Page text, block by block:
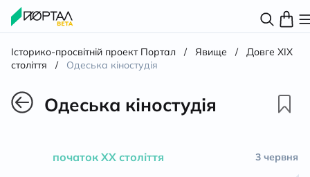
Історико-просвітній проект Портал / Явище /
Довге XIX
століття
/ Одеська кіностудія
Одеська кіностудія
початок ХХ століття 3 червня